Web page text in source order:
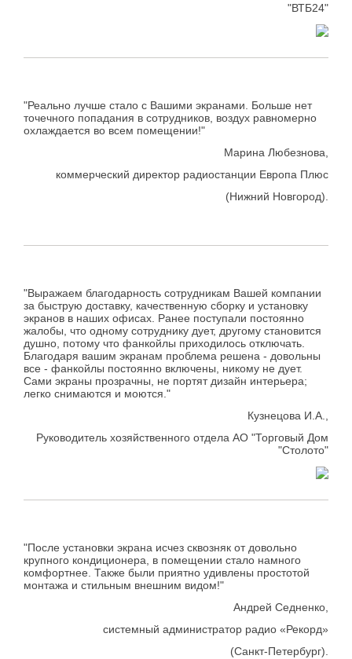
"ВТБ24"
"Реально лучше стало с Вашими экранами. Больше нет
точечного попадания в сотрудников, воздух равномерно
охлаждается во всем помещении!"
Марина Любезнова,
коммерческий директор радиостанции Европа Плюс
(Нижний Новгород).
"Выражаем благодарность сотрудникам Вашей компании
за быструю доставку, качественную сборку и установку
экранов в наших офисах. Ранее поступали постоянно
жалобы, что одному сотруднику дует, другому становится
душно, потому что фанкойлы приходилось отключать.
Благодаря вашим экранам проблема решена - довольны
все - фанкойлы постоянно включены, никому не дует.
Сами экраны прозрачны, не портят дизайн интерьера;
легко снимаются и моются."
Кузнецова И.А.,
Руководитель хозяйственного отдела АО "Торговый Дом
"Столото"
"После установки экрана исчез сквозняк от довольно
крупного кондиционера, в помещении стало намного
комфортнее. Также были приятно удивлены простотой
монтажа и стильным внешним видом!"
Андрей Седненко,
системный администратор радио «Рекорд»
(Санкт-Петербург).